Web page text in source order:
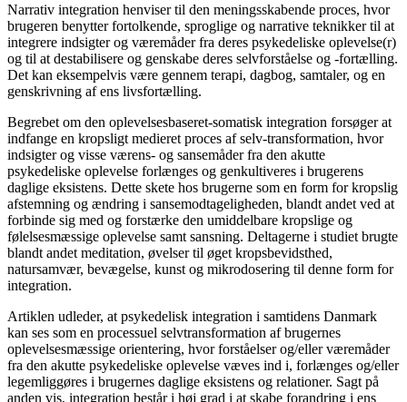
Narrativ integration henviser til den meningsskabende proces, hvor
brugeren benytter fortolkende, sproglige og narrative teknikker til at
integrere indsigter og væremåder fra deres psykedeliske oplevelse(r)
og til at destabilisere og genskabe deres selvforståelse og -fortælling.
Det kan eksempelvis være gennem terapi, dagbog, samtaler, og en
genskrivning af ens livsfortælling.
Begrebet om den oplevelsesbaseret-somatisk integration forsøger at
indfange en kropsligt medieret proces af selv-transformation, hvor
indsigter og visse værens- og sansemåder fra den akutte
psykedeliske oplevelse forlænges og genkultiveres i brugerens
daglige eksistens. Dette skete hos brugerne som en form for kropslig
afstemning og ændring i sansemodtageligheden, blandt andet ved at
forbinde sig med og forstærke den umiddelbare kropslige og
følelsesmæssige oplevelse samt sansning. Deltagerne i studiet brugte
blandt andet meditation, øvelser til øget kropsbevidsthed,
natursamvær, bevægelse, kunst og mikrodosering til denne form for
integration.
Artiklen udleder, at psykedelisk integration i samtidens Danmark
kan ses som en processuel selvtransformation af brugernes
oplevelsesmæssige orientering, hvor forståelser og/eller væremåder
fra den akutte psykedeliske oplevelse væves ind i, forlænges og/eller
legemliggøres i brugernes daglige eksistens og relationer. Sagt på
anden vis, integration består i høj grad i at skabe forandring i ens